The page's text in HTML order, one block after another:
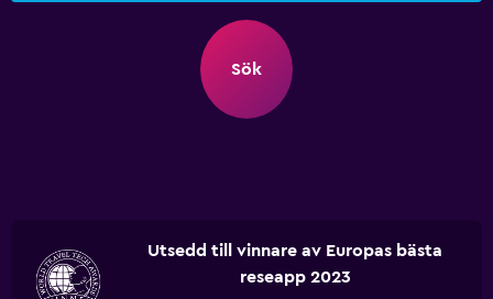
Sök
Utsedd till vinnare av Europas bästa
reseapp 2023